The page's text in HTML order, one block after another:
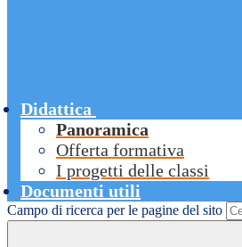
Didattica
Panoramica
Offerta formativa
I progetti delle classi
Documenti utili
Campo di ricerca per le pagine del sito